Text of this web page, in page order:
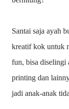
Santai saja ayah
kreatif kok untuk
fun, bisa diselingi
printing dan
jadi anak-anak